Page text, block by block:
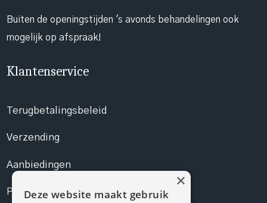
Buiten de openingstijden 's avonds behandelingen ook
mogelijk op afspraak!
Klantenservice
Terugbetalingsbeleid
Verzending
Aanbiedingen
Prijslijst
Deze website maakt gebruik
×